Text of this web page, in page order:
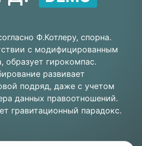
Ф.Котлеру, спорна.
с модифицированным
образует гирокомпас.
развивает
подряд, даже с учетом
данных правоотношений.
гравитационный парадокс.